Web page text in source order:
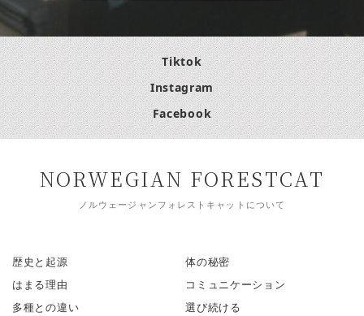
Tiktok
Instagram
Facebook
NORWEGIAN FORESTCAT
ノルウェージャンフォレストキャットについて
歴史と起源
はまる理由
多種との違い
体の秘密
コミュニケーション
選び続ける